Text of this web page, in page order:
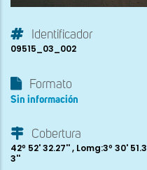
Identificador
09515_03_002
Formato
Sin información
Cobertura
42º 52' 32.27'' , Lomg:3º 30' 51.3
3''